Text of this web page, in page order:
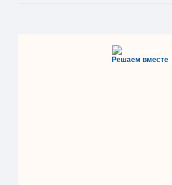
Решаем вместе